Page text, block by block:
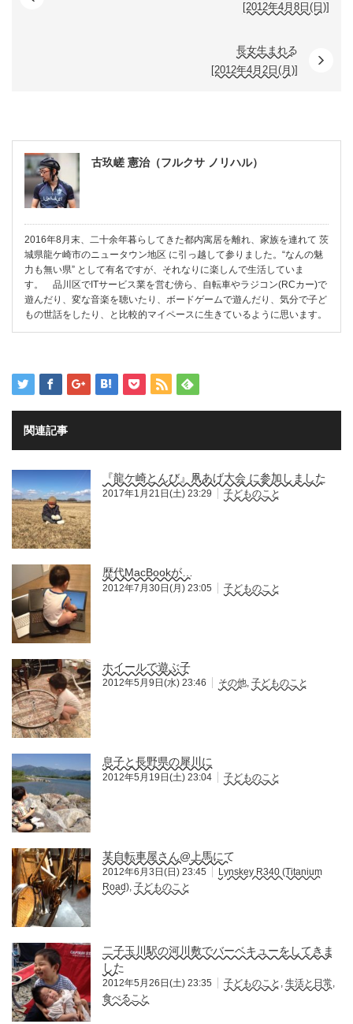
[2012年4月8日(日)]
長女生まれる
[2012年4月2日(月)]
古玖嵯 憲治（フルクサ ノリハル）
2016年8月末、二十余年暮らしてきた都内寓居を離れ、家族を連れて 茨
城県龍ケ崎市のニュータウン地区 に引っ越して参りました。“なんの魅
力も無い県” として有名ですが、それなりに楽しんで生活していま
す。 品川区でITサービス業を営む傍ら、自転車やラジコン(RCカー)で
遊んだり、変な音楽を聴いたり、ボードゲームで遊んだり、気分で子ど
もの世話をしたり、と比較的マイペースに生きているように思います。
関連記事
『龍ケ崎とんび』凧あげ大会 に参加しました
2017年1月21日(土) 23:29 子どものこと
歴代MacBookが…
2012年7月30日(月) 23:05 子どものこと
ホイールで遊ぶ子
2012年5月9日(水) 23:46 その他, 子どものこと
息子と長野県の犀川に
2012年5月19日(土) 23:04 子どものこと
某自転車屋さん@上馬にて
2012年6月3日(日) 23:45
Lynskey R340 (Titanium
Road), 子どものこと
二子玉川駅の河川敷でバーベキューをしてきま
した
2012年5月26日(土) 23:35 子どものこと , 生活と日常,
食べること